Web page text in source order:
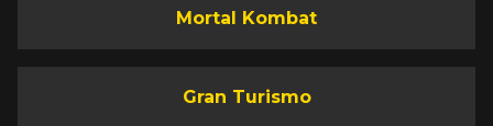
Mortal Kombat
Gran Turismo